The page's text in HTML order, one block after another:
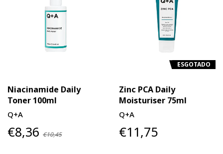
Niacinamide Daily
Toner 100ml
Q+A
€8,36 €10,45
ESGOTADO
Zinc PCA Daily
Moisturiser 75ml
Q+A
€11,75